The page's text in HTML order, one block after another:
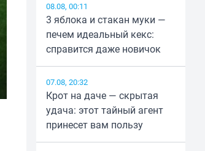
08.08, 00:11
3 яблока и стакан муки —
печем идеальный кекс:
справится даже новичок
07.08, 20:32
Крот на даче — скрытая
удача: этот тайный агент
принесет вам пользу